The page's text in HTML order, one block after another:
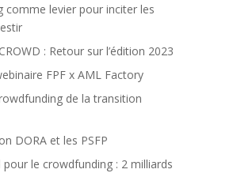
comme levier pour inciter les
: Retour sur l’édition 2023
FPF x AML Factory
de la transition
DORA et les PSFP
le crowdfunding : 2 milliards